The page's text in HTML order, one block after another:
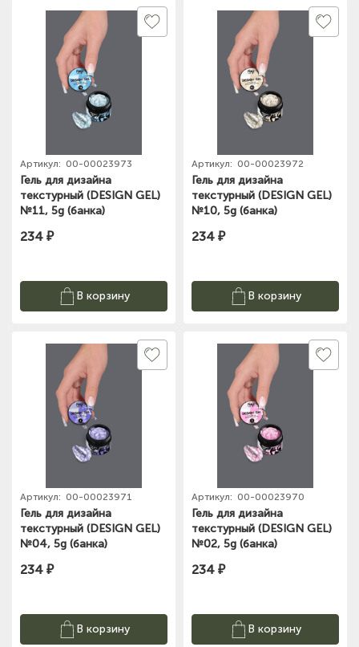
Артикул: 00-00023973
Гель для дизайна
текстурный (DESIGN GEL)
№11, 5g (банка)
234 ₽
В корзину
Артикул: 00-00023972
Гель для дизайна
текстурный (DESIGN GEL)
№10, 5g (банка)
234 ₽
В корзину
Артикул: 00-00023971
Гель для дизайна
текстурный (DESIGN GEL)
№04, 5g (банка)
234 ₽
В корзину
Артикул: 00-00023970
Гель для дизайна
текстурный (DESIGN GEL)
№02, 5g (банка)
234 ₽
В корзину